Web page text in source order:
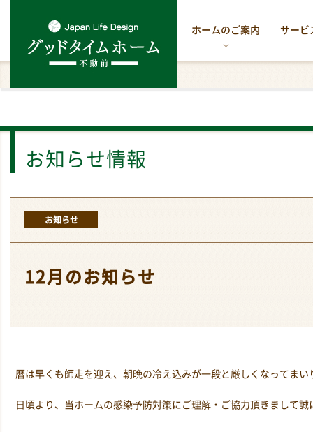
ホームのご案内 サービ
お知らせ情報
お知らせ
12月のお知らせ
暦は早くも師走を迎え、朝晩の冷え込みが一段と厳しくなってまい
日頃より、当ホームの感染予防対策にご理解・ご協力頂きまして